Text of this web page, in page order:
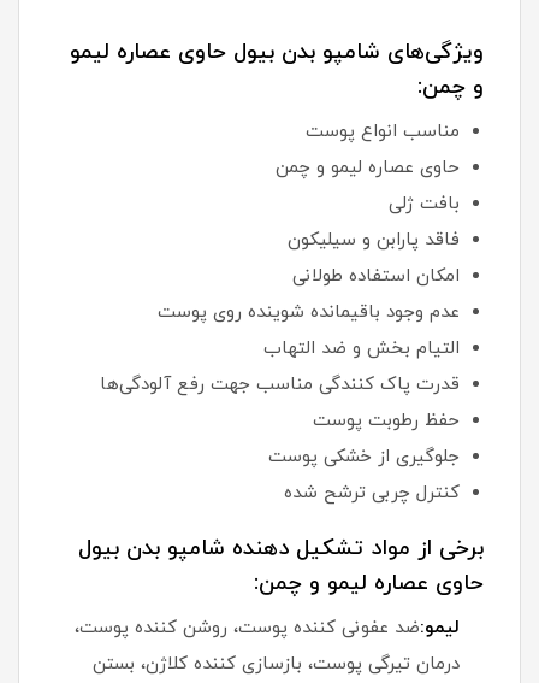
ویژگی‌های شامپو بدن بیول حاوی عصاره لیمو
و چمن:
مناسب انواع پوست
حاوی عصاره لیمو و چمن
بافت ژلی
فاقد پارابن و سیلیکون
امکان استفاده طولانی
عدم وجود باقیمانده شوینده روی پوست
التیام بخش و ضد التهاب
قدرت پاک کنندگی مناسب جهت رفع آلودگی‌ها
حفظ رطوبت پوست
جلوگیری از خشکی پوست
کنترل چربی ترشح شده
برخی از مواد تشکیل دهنده شامپو بدن بیول
حاوی عصاره لیمو و چمن:
لیمو:ضد عفونی کننده پوست، روشن کننده پوست،
درمان تیرگی پوست، بازسازی کننده کلاژن، بستن